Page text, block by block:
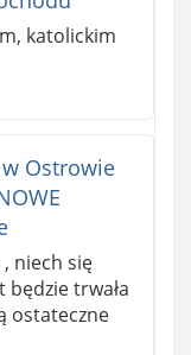
katolickim
Ostrowie
, niech się
będzie trwała
ostateczne